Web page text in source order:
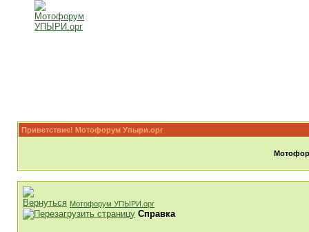
Приветствие! Мотофорум Упыри.орг
Мотофорум УПЫРИ.орг
Справка